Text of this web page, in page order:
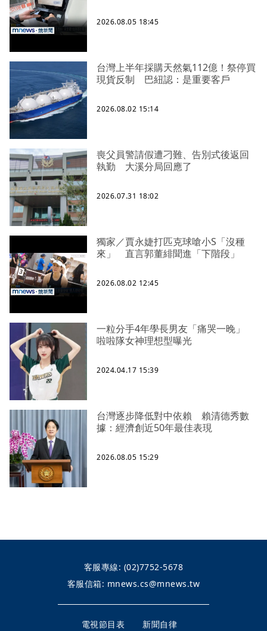
2026.08.05 18:45
台灣上半年採購天然氣112億！祭停買
現貨反制 巴紐認：是重要客戶
2026.08.02 15:14
喪父員警請假遭刁難、告別式後返回
執勤 大溪分局回應了
2026.07.31 18:02
獨家／賈永婕打匹克球嗆小S「沒種
來」 直言郭董緋聞進「下階段」
2026.08.02 12:45
一粒分手4年學長男友「痛哭一晚」
啦啦隊女神理想型曝光
2024.04.17 15:39
台灣逐步降低對中依賴 賴清德秀數
據：經濟創近50年最佳表現
2026.08.05 15:29
客服專線: (02)7752-5678
客服信箱: mnews.cs@mnews.tw
電視節目表 新聞自律